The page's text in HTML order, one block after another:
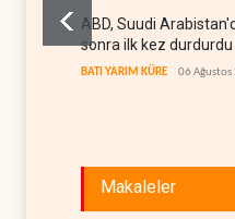
ABD, Suudi
sonra ilk kez durdurdu
BATI YARIM KÜRE 06 Ağustos
Makaleler